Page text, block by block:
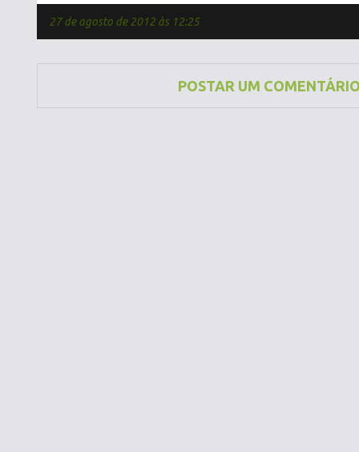
27 de agosto de 2012 às 12:25
POSTAR UM